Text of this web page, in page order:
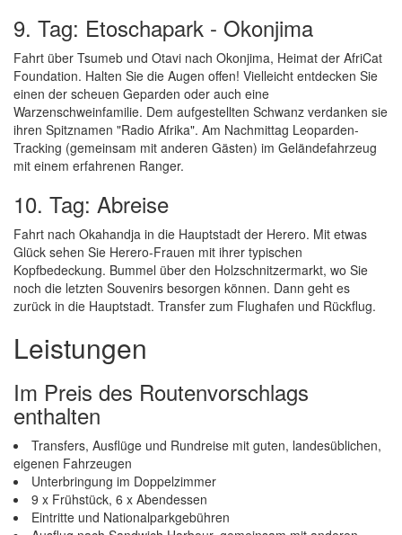
9. Tag: Etoschapark - Okonjima
Fahrt über Tsumeb und Otavi nach Okonjima, Heimat der AfriCat
Foundation. Halten Sie die Augen offen! Vielleicht entdecken Sie
einen der scheuen Geparden oder auch eine
Warzenschweinfamilie. Dem aufgestellten Schwanz verdanken sie
ihren Spitznamen "Radio Afrika". Am Nachmittag Leoparden-
Tracking (gemeinsam mit anderen Gästen) im Geländefahrzeug
mit einem erfahrenen Ranger.
10. Tag: Abreise
Fahrt nach Okahandja in die Hauptstadt der Herero. Mit etwas
Glück sehen Sie Herero-Frauen mit ihrer typischen
Kopfbedeckung. Bummel über den Holzschnitzermarkt, wo Sie
noch die letzten Souvenirs besorgen können. Dann geht es
zurück in die Hauptstadt. Transfer zum Flughafen und Rückflug.
Leistungen
Im Preis des Routenvorschlags
enthalten
Transfers, Ausflüge und Rundreise mit guten, landesüblichen,
eigenen Fahrzeugen
Unterbringung im Doppelzimmer
9 x Frühstück, 6 x Abendessen
Eintritte und Nationalparkgebühren